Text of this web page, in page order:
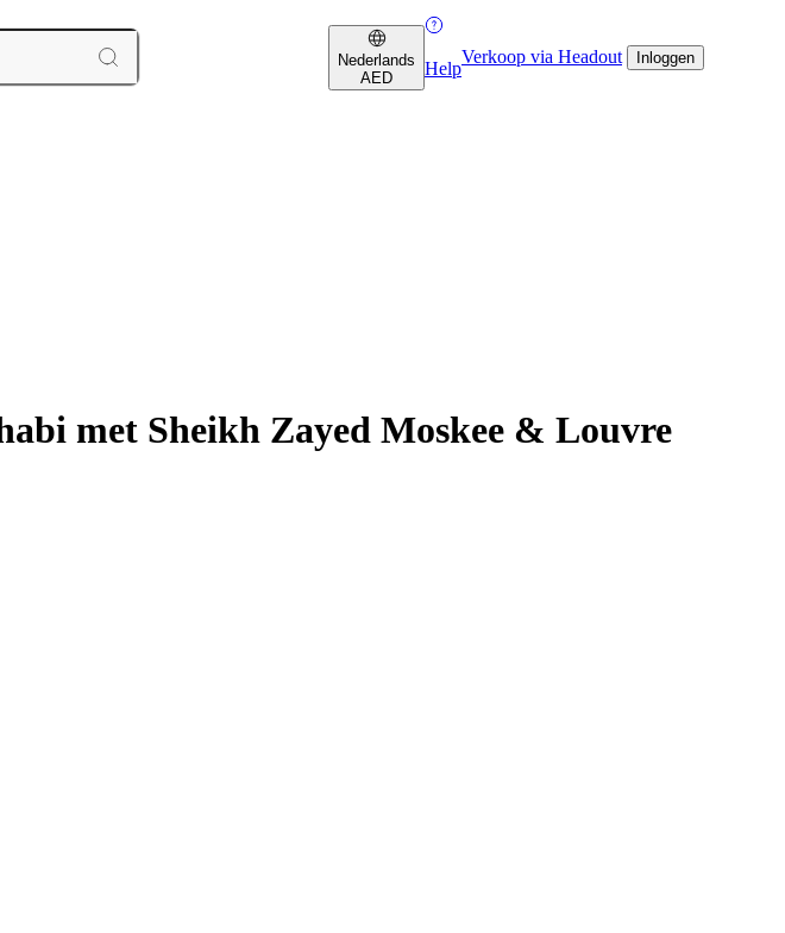
Nederlands
AED
Help
Verkoop via Headout Inloggen
met Sheikh Zayed Moskee & Louvre